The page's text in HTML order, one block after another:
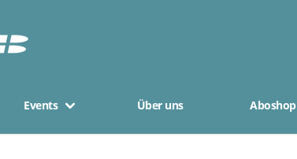
Events Über uns Aboshop